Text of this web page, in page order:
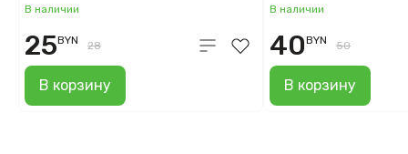
В наличии
В корзину
25BYN 28
670L
В наличии
В корзину
40BYN 50